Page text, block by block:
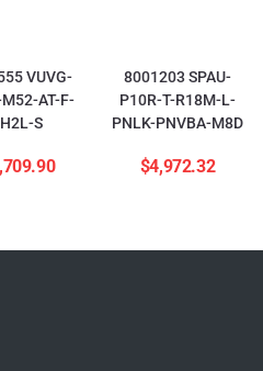
VUVG-
AT-F-
S
8001203 SPAU-
P10R-T-R18M-L-
PNLK-PNVBA-M8D
$4,972.32